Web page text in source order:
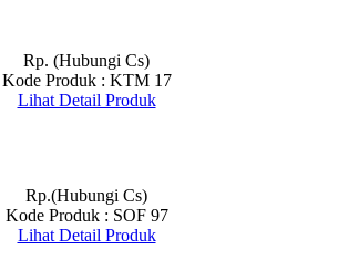
Rp. (Hubungi Cs)
Kode Produk : KTM 17
Lihat Detail Produk
Rp.(Hubungi Cs)
Kode Produk : SOF 97
Lihat Detail Produk